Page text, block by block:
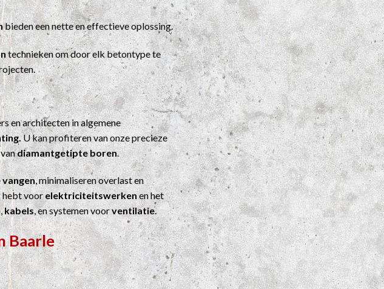
bieden een nette en effectieve oplossing.
technieken om door elk betontype te
en architecten in algemene
U kan profiteren van onze precieze
diamantgetipte boren.
, minimaliseren overlast en
hebt voorelektriciteitswerkenen het
,kabels, en systemen voorventilatie.
Baarle